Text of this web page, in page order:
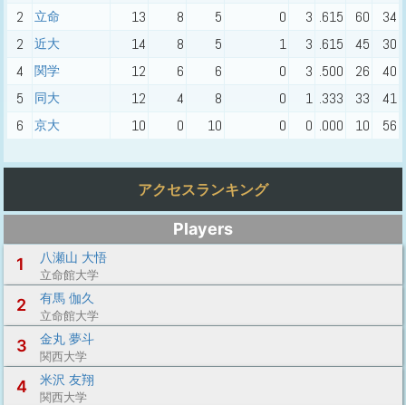
2
立命 13 8 5 0 3 .615 60
34
2
近大 14 8 5 1 3 .615 45
30
4
関学 12 6 6 0 3 .500 26
40
5
同大 12 4 8 0 1 .333 33
41
6
京大 10 0 10 0 0 .000 10 56
アクセスランキング
Players
1
八瀬山 大悟
立命館大学
2 有馬 伽久
立命館大学
3 金丸 夢斗
関西大学
4 米沢 友翔
関西大学